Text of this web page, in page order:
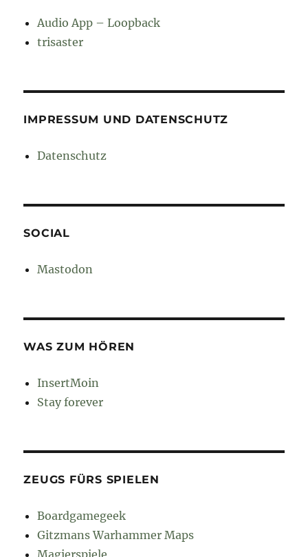
Audio App – Loopback
trisaster
IMPRESSUM UND DATENSCHUTZ
Datenschutz
SOCIAL
Mastodon
WAS ZUM HÖREN
InsertMoin
Stay forever
ZEUGS FÜRS SPIELEN
Boardgamegeek
Gitzmans Warhammer Maps